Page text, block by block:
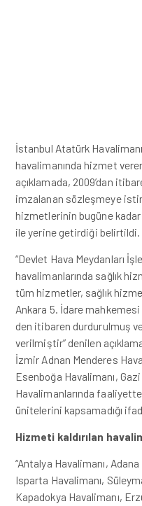
İstanbul Atatürk
havalimanında hizmet
açıklamada, 2009’dan
imzalanan sözleşmeye
hizmetlerinin bugüne kadar
ile yerine getirdiği belirtildi.
“Devlet Hava Meydanları
havalimanlarında sağlık
tüm hizmetler, sağlık
Ankara 5. İdare mahkemesi
den itibaren durdurulmuş
verilmiştir” denilen
İzmir Adnan Menderes
Esenboğa Havalimanı,
Havalimanlarında
ünitelerini kapsamadığı
Hizmeti kaldırılan
“Antalya Havalimanı,
Isparta Havalimanı,
Kapadokya Havalimanı,